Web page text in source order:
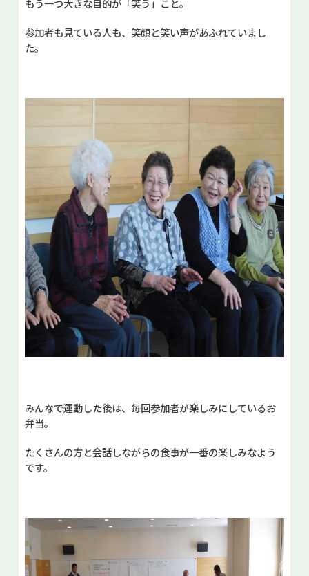
参加者も見ている人も、笑顔と笑い声があふれていまし
た。
みんなで運動した後は、毎回参加者が楽しみにしているお
弁当。
たくさんの方と会話しながらの食事が一番の楽しみなよう
です。